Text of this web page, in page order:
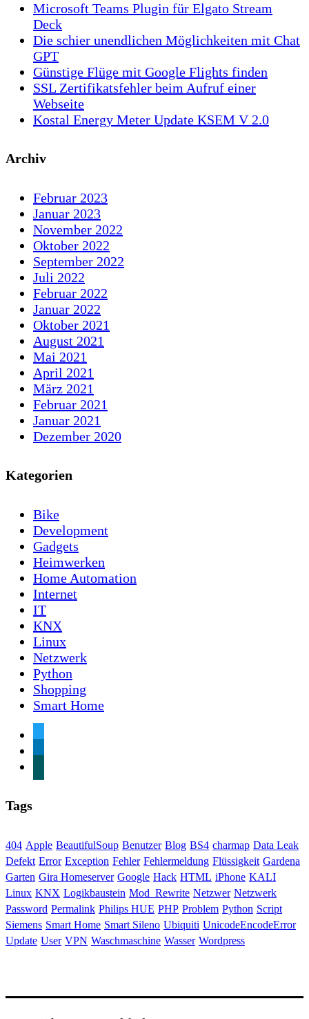
Microsoft Teams Plugin für Elgato Stream
Deck
Die schier unendlichen Möglichkeiten mit Chat
GPT
Günstige Flüge mit Google Flights finden
SSL Zertifikatsfehler beim Aufruf einer
Webseite
Kostal Energy Meter Update KSEM V 2.0
Archiv
Februar 2023
Januar 2023
November 2022
Oktober 2022
September 2022
Juli 2022
Februar 2022
Januar 2022
Oktober 2021
August 2021
Mai 2021
April 2021
März 2021
Februar 2021
Januar 2021
Dezember 2020
Kategorien
Bike
Development
Gadgets
Heimwerken
Home Automation
Internet
IT
KNX
Linux
Netzwerk
Python
Shopping
Smart Home
Tags
404 Apple BeautifulSoup Benutzer Blog BS4 charmap Data Leak
Defekt Error Exception Fehler Fehlermeldung Flüssigkeit Gardena
Garten Gira Homeserver Google Hack HTML iPhone KALI
Linux KNX Logikbaustein Mod_Rewrite Netzwer Netzwerk
Password Permalink Philips HUE PHP Problem Python Script
Siemens Smart Home Smart Sileno Ubiquiti UnicodeEncodeError
Update User VPN Waschmaschine Wasser Wordpress